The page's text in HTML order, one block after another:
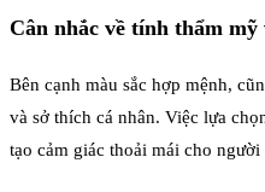
Cân nhắc về tính thẩm mỹ
Bên cạnh màu sắc hợp mệnh,
và sở thích cá nhân. Việc lựa
tạo cảm giác thoải mái cho người